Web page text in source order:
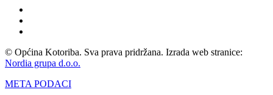
© Općina Kotoriba. Sva prava pridržana. Izrada web stranice:
Nordia grupa d.o.o.
META PODACI